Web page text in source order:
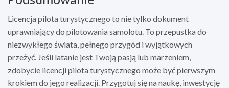
Licencja pilota turystycznego to nie tylko dokument
uprawniający do pilotowania samolotu. To przepustka do
niezwykłego świata, pełnego przygód i wyjątkowych
przeżyć. Jeśli latanie jest Twoją pasją lub marzeniem,
zdobycie licencji pilota turystycznego może być pierwszym
krokiem do jego realizacji. Przygotuj się na naukę, inwestycję